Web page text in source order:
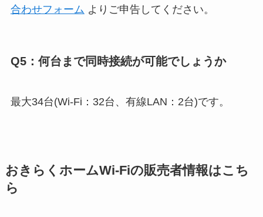
合わせフォーム よりご申告してください。
Q5：何台まで同時接続が可能でしょうか
最大34台(Wi-Fi：32台、有線LAN：2台)です。
おきらくホームWi-Fiの販売者情報はこち
ら